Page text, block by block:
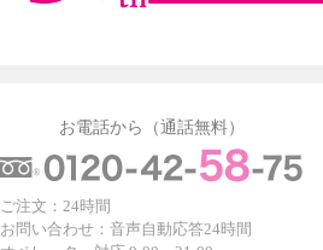
お電話から（通話無料）
ご注文：24時間
お問い合わせ：音声自動応答24時間